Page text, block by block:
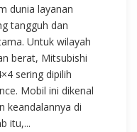
dunia layanan
tangguh dan
Untuk wilayah
berat, Mitsubishi
sering dipilih
Mobil ini dikenal
keandalannya di
itu,...